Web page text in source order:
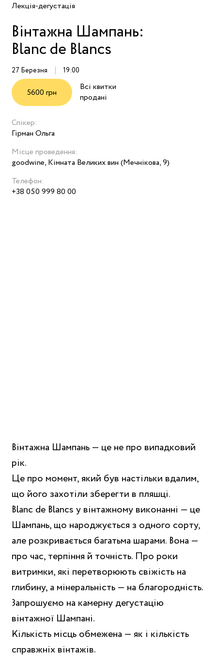
Вінтажна Шампань — це не про випадковий
рік.
Це про момент, який був настільки вдалим,
що його захотіли зберегти в пляшці.
Blanc de Blancs у вінтажному виконанні — це
Шампань, що народжується з одного сорту,
але розкривається багатьма шарами. Вона —
про час, терпіння й точність. Про роки
витримки, які перетворюють свіжість на
глибину, а мінеральність — на благородність.
Запрошуємо на камерну дегустацію
вінтажної Шампані.
Кількість місць обмежена — як і кількість
справжніх вінтажів.
Лекція-дегустація
Вінтажна Шампань:
Blanc de Blancs
27 Березня 19:00
5600 грн
Всі квитки
продані
Спікер:
Гірман Ольга
Місце проведення:
goodwine, Кімната Великих вин (Мечнікова, 9)
Телефон:
+38 050 999 80 00